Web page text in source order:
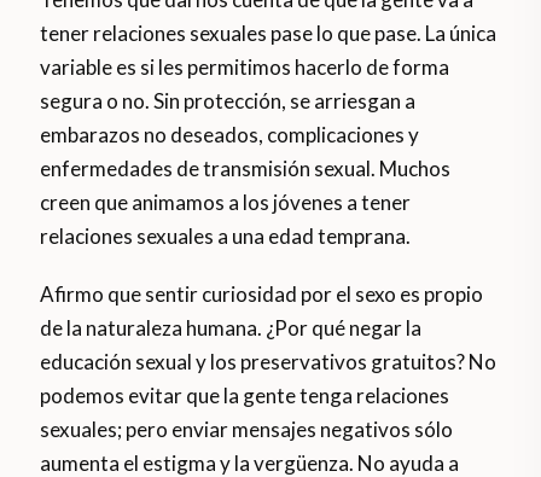
tener relaciones sexuales pase lo que pase. La única
variable es si les permitimos hacerlo de forma
segura o no. Sin protección, se arriesgan a
embarazos no deseados, complicaciones y
enfermedades de transmisión sexual. Muchos
creen que animamos a los jóvenes a tener
relaciones sexuales a una edad temprana.
Afirmo que sentir curiosidad por el sexo es propio
de la naturaleza humana. ¿Por qué negar la
educación sexual y los preservativos gratuitos? No
podemos evitar que la gente tenga relaciones
sexuales; pero enviar mensajes negativos sólo
aumenta el estigma y la vergüenza. No ayuda a